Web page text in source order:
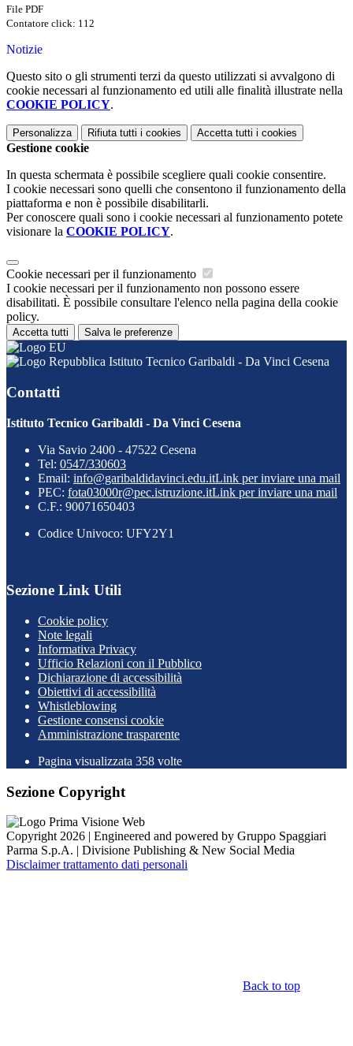
File PDF
Contatore click: 112
Notizie
Questo sito o gli strumenti terzi da questo utilizzati si avvalgono di
cookie necessari al funzionamento ed utili alle finalità illustrate nella
COOKIE POLICY.
Personalizza Rifiuta tutti i cookies Accetta tutti i cookies
Gestione cookie
In questa schermata è possibile scegliere quali cookie consentire.
I cookie necessari sono quelli che consentono il funzionamento della
piattaforma e non è possibile disabilitarli.
Per conoscere quali sono i cookie necessari al funzionamento potete
visionare la COOKIE POLICY.
Cookie necessari per il funzionamento
I cookie necessari per il funzionamento non possono essere
disabilitati. È possibile consultare l'elenco nella pagina della cookie
policy.
Accetta tutti Salva le preferenze
Istituto Tecnico Garibaldi - Da Vinci Cesena
Contatti
Istituto Tecnico Garibaldi - Da Vinci Cesena
Via Savio 2400 - 47522 Cesena
Tel: 0547/330603
Email: info@garibaldidavinci.edu.itLink per inviare una mail
PEC: fota03000r@pec.istruzione.itLink per inviare una mail
C.F.: 90071650403
Codice Univoco: UFY2Y1
Sezione Link Utili
Cookie policy
Note legali
Informativa Privacy
Ufficio Relazioni con il Pubblico
Dichiarazione di accessibilità
Obiettivi di accessibilità
Whistleblowing
Gestione consensi cookie
Amministrazione trasparente
Pagina visualizzata 358 volte
Sezione Copyright
Copyright 2026 | Engineered and powered by Gruppo Spaggiari
Parma S.p.A. | Divisione Publishing & New Social Media
Disclaimer trattamento dati personali
Back to top